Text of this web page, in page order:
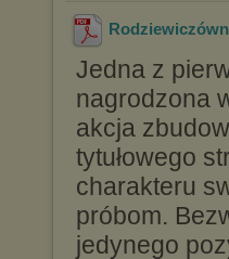
Jedna z
nagrodzona
akcja
tytułowego
charakteru
próbom.
jedynego